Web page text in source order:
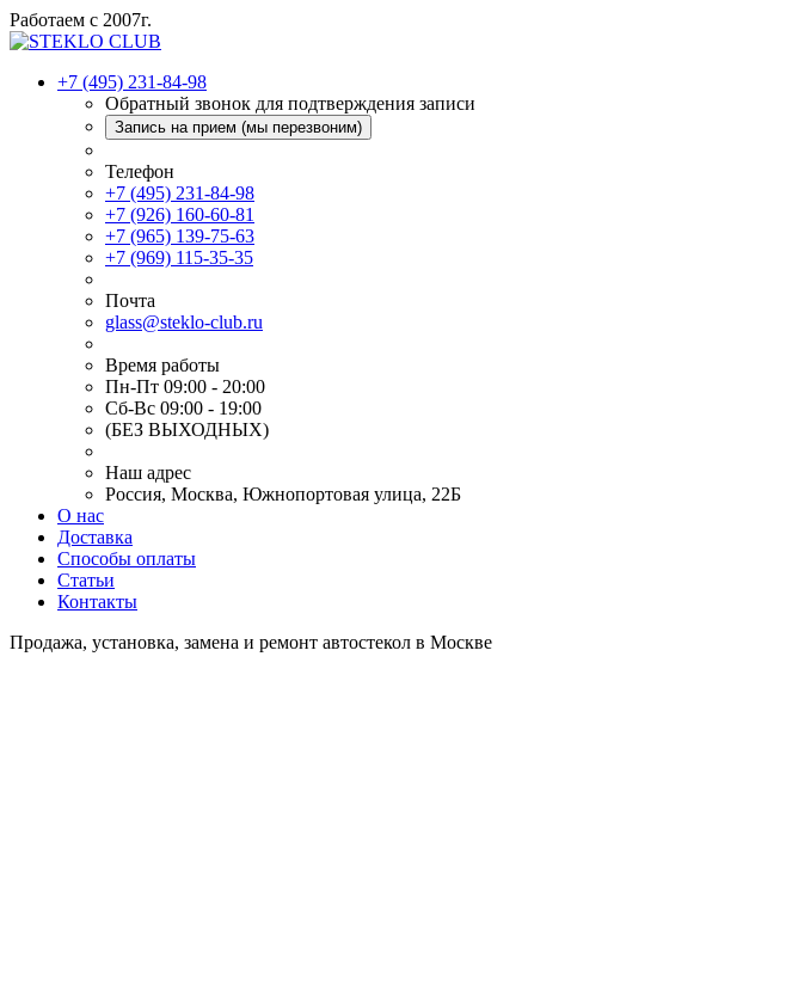
Работаем с 2007г.
+7 (495) 231-84-98
Обратный звонок для подтверждения записи
Запись на прием (мы перезвоним)
Телефон
+7 (495) 231-84-98
+7 (926) 160-60-81
+7 (965) 139-75-63
+7 (969) 115-35-35
Почта
glass@steklo-club.ru
Время работы
Пн-Пт 09:00 - 20:00
Сб-Вс 09:00 - 19:00
(БЕЗ ВЫХОДНЫХ)
Наш адрес
Россия, Москва, Южнопортовая улица, 22Б
О нас
Доставка
Способы оплаты
Статьи
Контакты
Продажа, установка, замена и ремонт автостекол в Москве